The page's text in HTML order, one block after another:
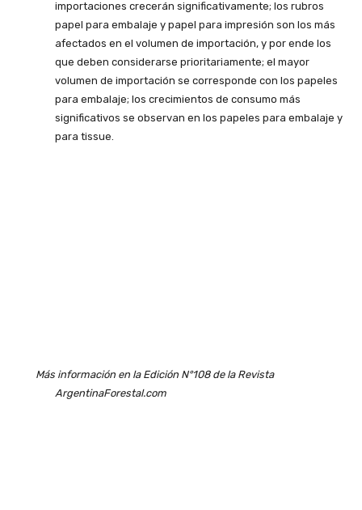
importaciones crecerán significativamente; los rubros
papel para embalaje y papel para impresión son los más
afectados en el volumen de importación, y por ende los
que deben considerarse prioritariamente; el mayor
volumen de importación se corresponde con los papeles
para embalaje; los crecimientos de consumo más
significativos se observan en los papeles para embalaje y
para tissue.
Más información en la Edición N°108 de la Revista
ArgentinaForestal.com